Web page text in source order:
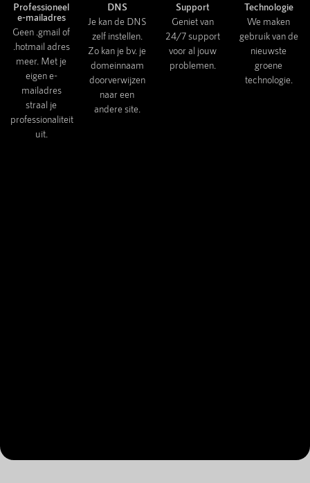
Professioneel
e-mailadres
Geen .gmail of
.hotmail adres
meer. Met je
eigen e-
mailadres
straal je
professionaliteit
uit.
DNS
Je kan de DNS
zelf instellen.
Zo kan je bv. je
domeinnaam
doorverwijzen
naar een
andere site.
Support
Geniet van
24/7 support
voor al jouw
problemen.
Technologie
We maken
gebruik van de
nieuwste
groene
technologie.